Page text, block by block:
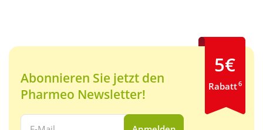
Abonnieren Sie jetzt den
Pharmeo Newsletter!
Ihre E-Mail Adresse:
5€
Rabatt6